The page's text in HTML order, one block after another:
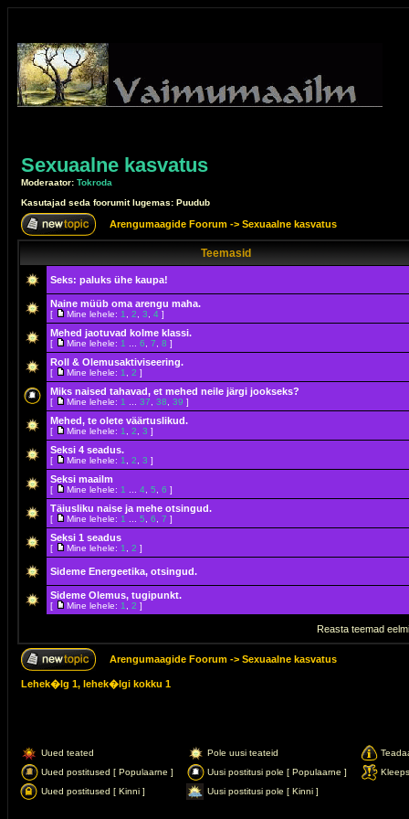
Sexuaalne kasvatus
Moderaator: Tokroda
Kasutajad seda foorumit lugemas: Puudub
Arengumaagide Foorum -> Sexuaalne kasvatus
Teemasid
Seks: paluks ühe kaupa!
Naine müüb oma arengu maha.
[ Mine lehele: 1 2 3 4 ]
Mehed jaotuvad kolme klassi.
[ Mine lehele: 1 6 7 8 ]
Roll & Olemusaktiviseering.
[ Mine lehele: 1 2 ]
Miks naised tahavad, et mehed neile järgi jookseks?
[ Mine lehele: 1 37 38 39 ]
Mehed, te olete väärtuslikud.
[ Mine lehele: 1 2 3 ]
Seksi 4 seadus.
[ Mine lehele: 1 2 3 ]
Seksi maailm
[ Mine lehele: 1 4 5 6 ]
Täiusliku naise ja mehe otsingud.
[ Mine lehele: 1 5 6 7 ]
Seksi 1 seadus
[ Mine lehele: 1 2 ]
Sideme Energeetika, otsingud.
Sideme Olemus, tugipunkt.
[ Mine lehele: 1 2 ]
Reasta teemad
Arengumaagide Foorum -> Sexuaalne kasvatus
Lehek�lg 1, lehek�lgi kokku 1
Uued teated Pole uusi teateid
Uued postitused [ Populaarne ]
Uusi postitusi pole [ Populaarne ]
Kleeps
Uued postitused [ Kinni ]
Uusi postitusi pole [ Kinni ]